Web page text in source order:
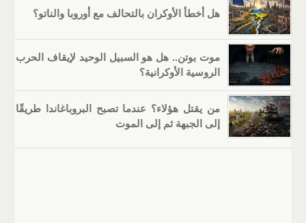
هل أخطأ الأوكران بالتحالف مع أوروبا والناتو؟
موت بوتن.. هل هو السبيل الوحيد لإيقاف الحرب
الروسية الأوكرانية؟
من يقتل هؤلاء؟ عندما تصبح البروباغاندا طريقًا
إلى الجبهة ثم إلى الموت